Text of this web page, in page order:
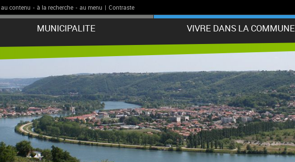
au contenu - à la recherche - au menu | Contraste
MUNICIPALITE VIVRE DANS LA COMMUNE